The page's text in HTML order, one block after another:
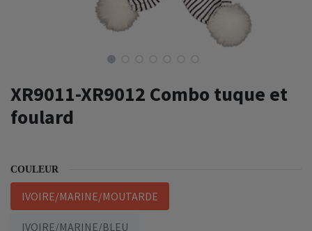
XR9011-XR9012 Combo tuque et
foulard
COULEUR
IVOIRE/MARINE/MOUTARDE
IVOIRE/MARINE/BLEU